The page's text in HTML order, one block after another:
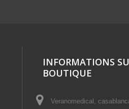
INFORMATIONS
BOUTIQUE
Veranomedical,